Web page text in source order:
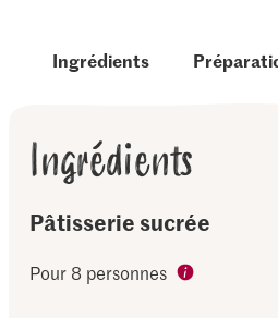
Ingrédients
Ingrédients
Pâtisserie sucrée
Pour 8 personnes